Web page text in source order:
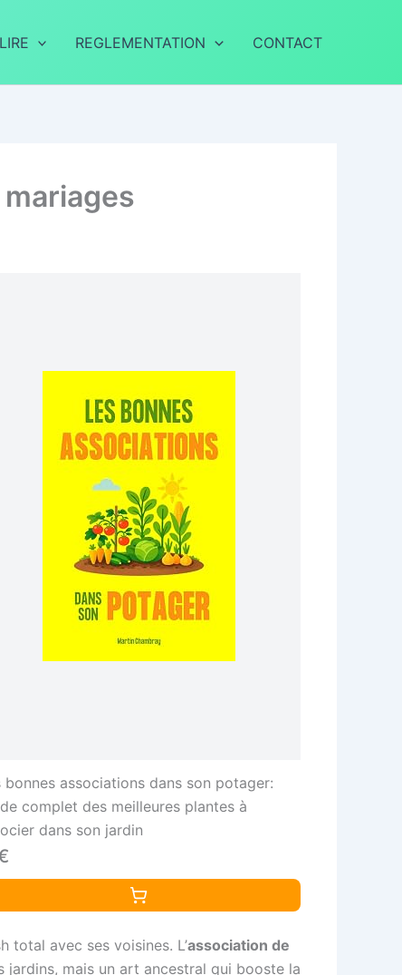
REGLEMENTATION CONTACT
bonnes associations dans son potager:
complet des meilleures plantes à
dans son jardin
total avec ses voisines. L’association de
jardins, mais un art ancestral qui booste la